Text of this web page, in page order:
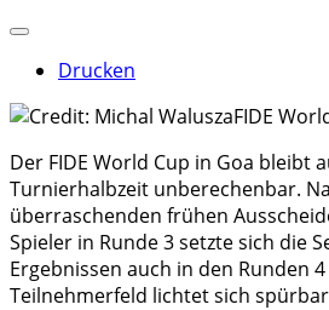
Drucken
Der FIDE World Cup in Goa bleibt
Turnierhalbzeit unberechenbar.
überraschenden frühen
Spieler in Runde 3 setzte sich die
Ergebnissen auch in den Runden
Teilnehmerfeld lichtet sich